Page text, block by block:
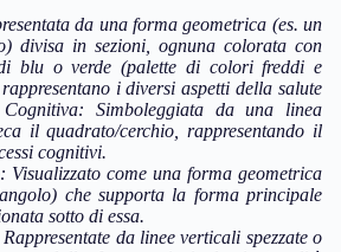
da una forma geometrica (es. un
divisa in sezioni, ognuna colorata con
blu o verde (palette di colori freddi e
i diversi aspetti della salute
Simboleggiata da una linea
il quadrato/cerchio, rappresentando il
cognitivi.
Visualizzato come una forma geometrica
che supporta la forma principale
sotto di essa.
Rappresentate da linee verticali spezzate o